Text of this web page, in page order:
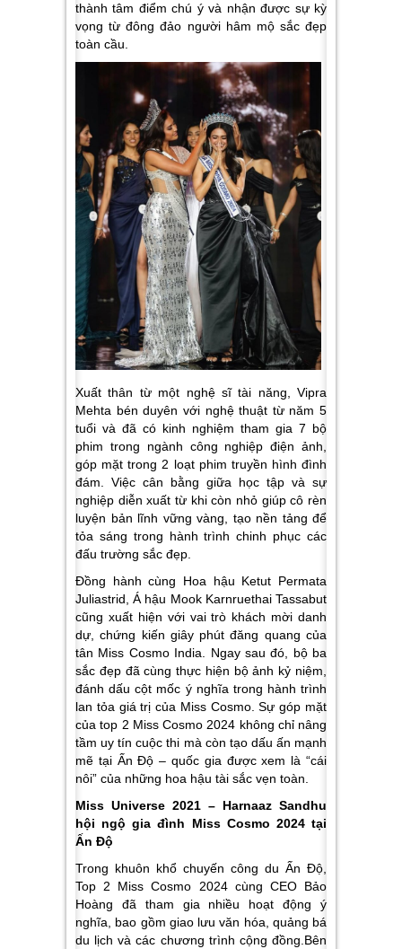
thành tâm điểm chú ý và nhận được sự kỳ
vọng từ đông đảo người hâm mộ sắc đẹp
toàn cầu.
Xuất thân từ một nghệ sĩ tài năng, Vipra
Mehta bén duyên với nghệ thuật từ năm 5
tuổi và đã có kinh nghiệm tham gia 7 bộ
phim trong ngành công nghiệp điện ảnh,
góp mặt trong 2 loạt phim truyền hình đình
đám. Việc cân bằng giữa học tập và sự
nghiệp diễn xuất từ khi còn nhỏ giúp cô rèn
luyện bản lĩnh vững vàng, tạo nền tảng để
tỏa sáng trong hành trình chinh phục các
đấu trường sắc đẹp.
Đồng hành cùng Hoa hậu Ketut Permata
Juliastrid, Á hậu Mook Karnruethai Tassabut
cũng xuất hiện với vai trò khách mời danh
dự, chứng kiến giây phút đăng quang của
tân Miss Cosmo India. Ngay sau đó, bộ ba
sắc đẹp đã cùng thực hiện bộ ảnh kỷ niệm,
đánh dấu cột mốc ý nghĩa trong hành trình
lan tỏa giá trị của Miss Cosmo. Sự góp mặt
của top 2 Miss Cosmo 2024 không chỉ nâng
tầm uy tín cuộc thi mà còn tạo dấu ấn mạnh
mẽ tại Ấn Độ – quốc gia được xem là “cái
nôi” của những hoa hậu tài sắc vẹn toàn.
Miss Universe 2021 – Harnaaz Sandhu
hội ngộ gia đình Miss Cosmo 2024 tại
Ấn Độ
Trong khuôn khổ chuyến công du Ấn Độ,
Top 2 Miss Cosmo 2024 cùng CEO Bảo
Hoàng đã tham gia nhiều hoạt động ý
nghĩa, bao gồm giao lưu văn hóa, quảng bá
du lịch và các chương trình cộng đồng.Bên